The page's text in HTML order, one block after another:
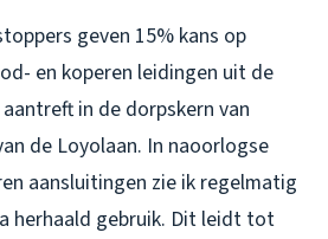
geven 15% kans op
en koperen leidingen uit de
in de dorpskern van
de Loyolaan. In naoorlogse
aansluitingen zie ik regelmatig
herhaald gebruik. Dit leidt tot